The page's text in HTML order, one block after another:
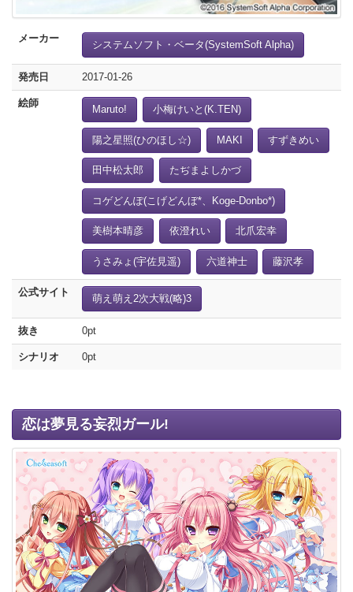
メーカー
システムソフト・ベータ(SystemSoft Alpha)
発売日 2017-01-26
絵師
Maruto! 小梅けいと(K.TEN)
陽之星照(ひのほし☆) MAKI すずきめい
田中松太郎 たぢまよしかづ
コゲどんぽ(こげどんぼ*、Koge-Donbo*)
美樹本晴彦 依澄れい 北爪宏幸
うさみょ(宇佐見遥) 六道神士 藤沢孝
公式サイト
萌え萌え2次大戦(略)3
抜き 0pt
シナリオ 0pt
恋は夢見る妄烈ガール!